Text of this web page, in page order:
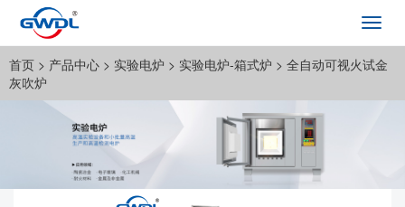
首页 > 产品中心 > 实验电炉 > 实验电炉-箱式炉 > 全自动可视火试金
灰吹炉